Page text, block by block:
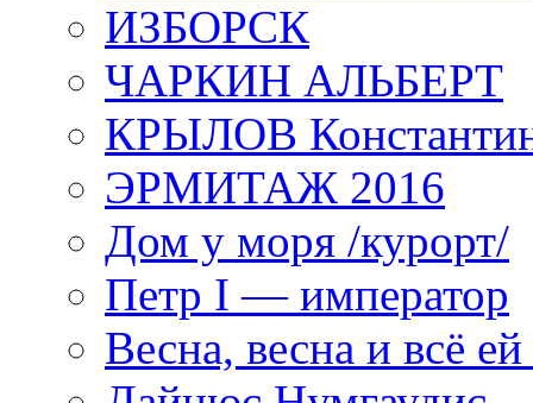
ИЗБОРСК
ЧАРКИН АЛЬБЕРТ
КРЫЛОВ
ЭРМИТАЖ 2016
Дом у моря /курорт/
Петр I — император
Весна, весна и всё